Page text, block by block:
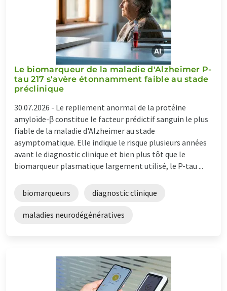
Le biomarqueur de la maladie d'Alzheimer P-
tau 217 s'avère étonnamment faible au stade
préclinique
30.07.2026 - Le repliement anormal de la protéine
amyloïde-β constitue le facteur prédictif sanguin le plus
fiable de la maladie d'Alzheimer au stade
asymptomatique. Elle indique le risque plusieurs années
avant le diagnostic clinique et bien plus tôt que le
biomarqueur plasmatique largement utilisé, le P-tau ...
biomarqueurs diagnostic clinique
maladies neurodégénératives